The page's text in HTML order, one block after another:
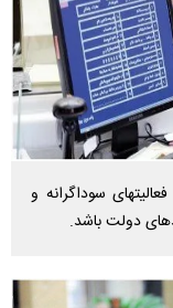
شفافیت تراکنش‎های بانکی می‌تواند با شناسایی فعالیت‎های سوداگرانه و
دولت باشد.